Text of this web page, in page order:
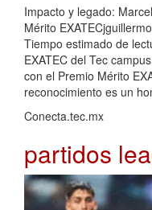
Impacto y legado:
Mérito
Tiempo estimado de
EXATEC del Tec
con el Premio Mérito
reconocimiento es un
Conecta.tec.mx
partidos